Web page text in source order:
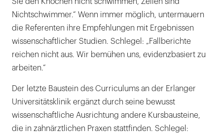
Nichtschwimmer.“ Wenn immer möglich, untermauern
die Referenten ihre Empfehlungen mit Ergebnissen
wissenschaftlicher Studien. Schlegel: „Fallberichte
reichen nicht aus. Wir bemühen uns, evidenzbasiert zu
arbeiten.“
Der letzte Baustein des Curriculums an der Erlanger
Universitätsklinik ergänzt durch seine bewusst
wissenschaftliche Ausrichtung andere Kursbausteine,
die in zahnärztlichen Praxen stattfinden. Schlegel: